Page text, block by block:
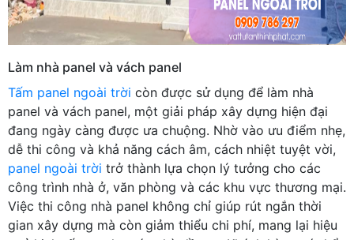
Làm nhà panel và vách panel
Tấm panel ngoài trời còn được sử dụng để làm nhà
panel và vách panel, một giải pháp xây dựng hiện đại
đang ngày càng được ưa chuộng. Nhờ vào ưu điểm nhẹ,
dễ thi công và khả năng cách âm, cách nhiệt tuyệt vời,
panel ngoài trời trở thành lựa chọn lý tưởng cho các
công trình nhà ở, văn phòng và các khu vực thương mại.
Việc thi công nhà panel không chỉ giúp rút ngắn thời
gian xây dựng mà còn giảm thiểu chi phí, mang lại hiệu